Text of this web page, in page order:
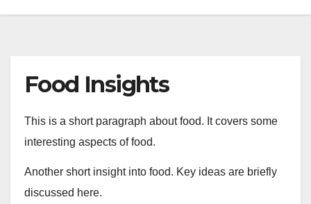
Food Insights
This is a short paragraph about food. It covers some
interesting aspects of food.
Another short insight into food. Key ideas are briefly
discussed here.